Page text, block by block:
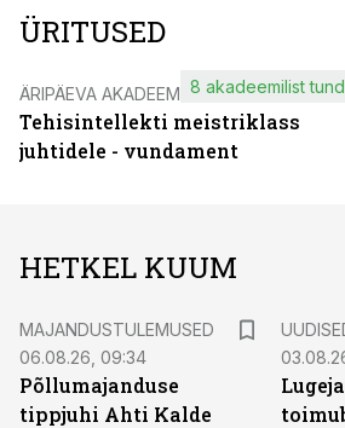
ÜRITUSED
ÄRIPÄEVA AKADEEMIA
Tehisintellekti meistriklass
juhtidele - vundament
8 akadeemilist
HETKEL KUUM
MAJANDUSTULEMUSED
06.08.26, 09:34
Põllumajanduse
tippjuhi Ahti Kalde